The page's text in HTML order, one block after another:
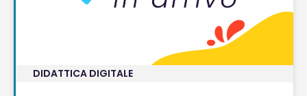
DIDATTICA DIGITALE